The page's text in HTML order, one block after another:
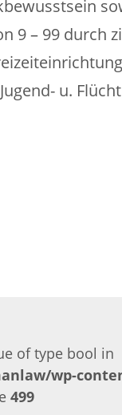
9 – 99 durch
u.
of type bool in
wp-
499